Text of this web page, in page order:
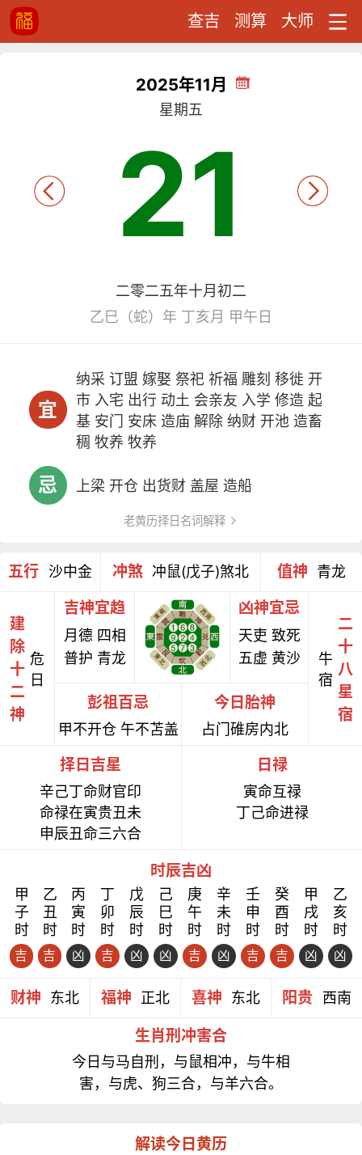
查吉 测算 大师
2025年11月
星期五
21
二零二五年十月初二
乙巳（蛇）年 丁亥月 甲午日
宜
纳采 订盟 嫁娶 祭祀 祈福 雕刻 移徙 开
市 入宅 出行 动土 会亲友 入学 修造 起
基 安门 安床 造庙 解除 纳财 开池 造畜
稠 牧养 牧养
忌 上梁 开仓 出货财 盖屋 造船
老黄历择日名词解释
五行 沙中金 冲煞 冲鼠(戊子)煞北 值神 青龙
建
除
十
二
神
危
日
吉神宜趋
月德 四相
普护 青龙
凶神宜忌
天吏 致死
五虚 黄沙
彭祖百忌
甲不开仓 午不苫盖
今日胎神
占门碓房内北
牛
宿
二
十
八
星
宿
择日吉星
辛己丁命财官印
命禄在寅贵丑未
申辰丑命三六合
日禄
寅命互禄
丁己命进禄
时辰吉凶
甲
子
时
吉
乙
丑
时
吉
丙
寅
时
凶
丁
卯
时
吉
戊
辰
时
凶
己
巳
时
凶
庚
午
时
吉
辛
未
时
凶
壬
申
时
吉
癸
酉
时
吉
甲
戌
时
凶
乙
亥
时
凶
财神 东北 福神 正北 喜神 东北 阳贵 西南
生肖刑冲害合
今日与马自刑，与鼠相冲，与牛相
害，与虎、狗三合，与羊六合。
解读今日黄历